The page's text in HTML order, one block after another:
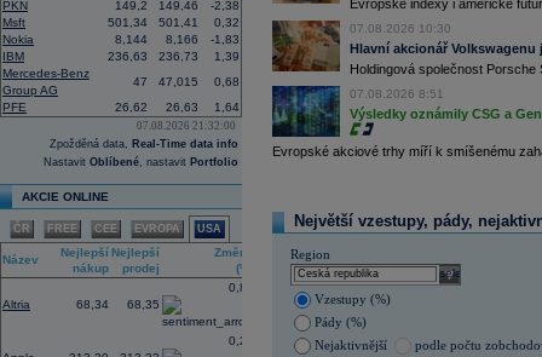
PKN
149,2 149,46
-2,38
Msft
501,34 501,41
0,32
Nokia
8,144 8,166
-1,83
IBM
236,63 236,73
1,39
Mercedes-Benz
Group AG
47 47,015
0,68
PFE
26,62 26,63 1,64
07.08.2026 21:32:00
Zpožděná data, Real-Time data info
Nastavit Oblíbené, nastavit Portfolio
AKCIE ONLINE
ČR FREE CEE EVROPA USA
Název
Nejlepší
nákup
Nejlepší
prodej
Změna
(%)
Altria 68,34 68,35
0,88
0,26
procent v novém provozovateli
Nový společný podnik založí s
Bestsport O2 arenu a O2
investiční společnost, PPF dosud
Akciové podílové fondy za prvních
procenta, smíšené fondy 4,4
akciové fondy podle indexu přinesly
procenta a dluhopisové fondy 2,5
11:43 Novo Nordisk -...
Bestsport O2 arenu a O2
investiční společnost, PPF dosud
11:16 Porsche SE
se v pololetí propadla do čisté ztráty
Zároveň automobilkuVolkswagen
konkurenceschopnosti (ČTK)
11:02 Italy's Prysmia
Evropské indexy i americké
07.08.2026 10:30
Hlavní akcionář
Holdingová společnost
07.08.2026 8:51
Výsledky oznámily CSG a
Evropské akciové trhy míří k smíšenému
Největší vzestupy, pády,
Region
select
Vzestupy (%)
Pády (%)
Nejaktivnější
podle počtu